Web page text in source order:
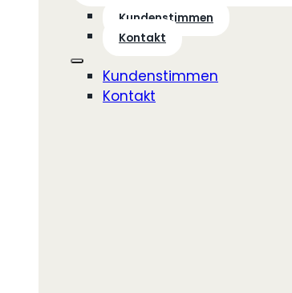
Kundenstimmen
Kontakt
Kundenstimmen
Kontakt